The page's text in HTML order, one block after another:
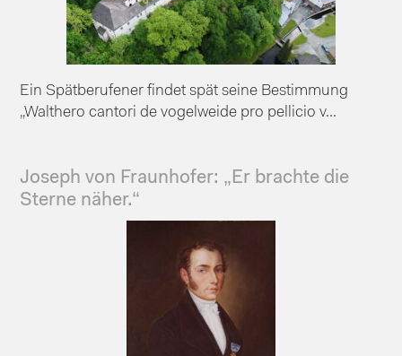
Ein Spätberufener findet spät seine Bestimmung
„Walthero cantori de vogelweide pro pellicio v...
Joseph von Fraunhofer: „Er brachte die
Sterne näher.“